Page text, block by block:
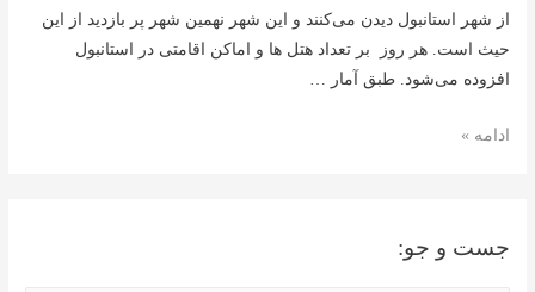
جست و جو:
از شهر استانبول دیدن می‌کنند و این شهر نهمین شهر پر بازدید از این
حیث است. هر روز بر تعداد هتل ها و اماکن اقامتی در استانبول
افزوده می‌شود. طبق آمار …
لیست
ادامه »